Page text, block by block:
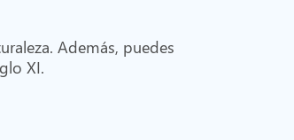
Además, puedes
XI.